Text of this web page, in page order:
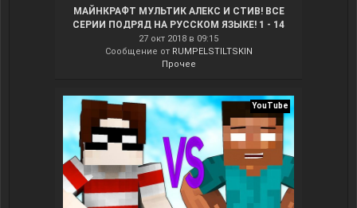
МАЙНКРАФТ МУЛЬТИК АЛЕКС И СТИВ! ВСЕ
СЕРИИ ПОДРЯД НА РУССКОМ ЯЗЫКЕ! 1 - 14
27 окт 2018 в 09:15
Сообщение от RUMPELSTILTSKIN
Прочее
YouTube